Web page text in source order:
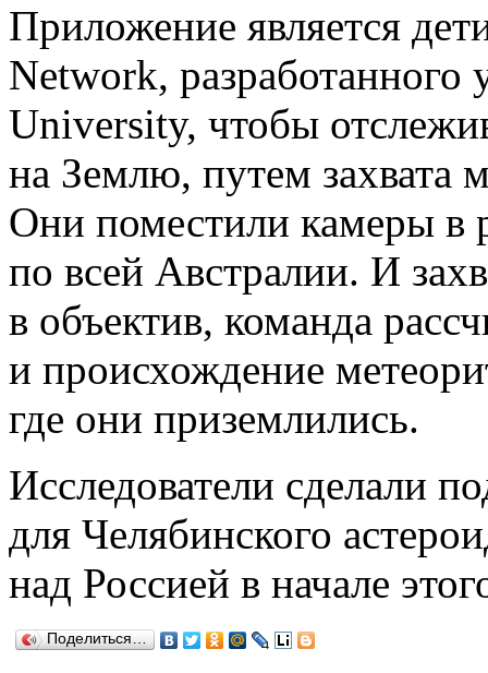
Приложение является
Network, разработанного
University, чтобы
на Землю, путем захвата
Они поместили камеры в
по всей Австралии. И
в объектив, команда
и происхождение
где они приземлились.
Исследователи сделали
для Челябинского
над Россией в начале
Поделиться…